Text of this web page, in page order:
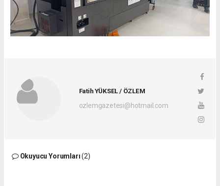
Fatih YÜKSEL / ÖZLEM
ozlemgazetesi@hotmail.com
Okuyucu Yorumları(2)